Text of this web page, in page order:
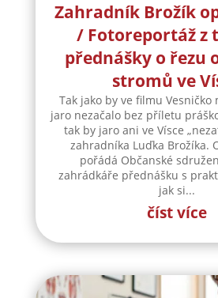
Zahradník Brožík
/ Fotoreportáž z
přednášky o řezu
stromů ve
Tak jako by ve filmu Vesničko
jaro nezačalo bez příletu
tak by jaro ani ve Vísce
zahradníka Luďka Brožíka.
pořádá Občanské
zahrádkáře přednášku s
jak si...
číst více